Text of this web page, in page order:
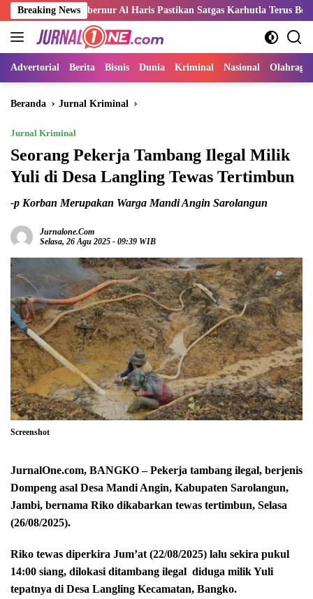
Langsung
ke
konten
Breaking News
Gubernur Al Haris Pastikan Satgas Karhutla Terus Bekerja
Advertorial Berita Bisnis Dunia Kriminal Nasional Olahraga
Beranda Jurnal Kriminal
Jurnal Kriminal
Seorang Pekerja Tambang Ilegal Milik
Yuli di Desa Langling Tewas Tertimbun
-p Korban Merupakan Warga Mandi Angin Sarolangun
Jurnalone.com
Selasa, 26 Agu 2025 - 09:39 WIB
Screenshot
JurnalOne.com, BANGKO – Pekerja tambang ilegal, berjenis
Dompeng asal Desa Mandi Angin, Kabupaten Sarolangun,
Jambi, bernama Riko dikabarkan tewas tertimbun, Selasa
(26/08/2025).
Riko tewas diperkira Jum’at (22/08/2025) lalu sekira pukul
14:00 siang, dilokasi ditambang ilegal diduga milik Yuli
tepatnya di Desa Langling Kecamatan, Bangko.